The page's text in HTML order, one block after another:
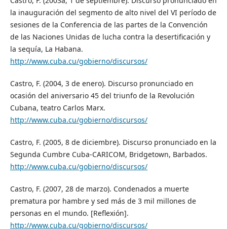
la inauguración del segmento de alto nivel del VI período de
sesiones de la Conferencia de las partes de la Convención
de las Naciones Unidas de lucha contra la desertificación y
la sequía, La Habana.
http://www.cuba.cu/gobierno/discursos/
Castro, F. (2004, 3 de enero). Discurso pronunciado en
ocasión del aniversario 45 del triunfo de la Revolución
Cubana, teatro Carlos Marx.
http://www.cuba.cu/gobierno/discursos/
Castro, F. (2005, 8 de diciembre). Discurso pronunciado en la
Segunda Cumbre Cuba-CARICOM, Bridgetown, Barbados.
http://www.cuba.cu/gobierno/discursos/
Castro, F. (2007, 28 de marzo). Condenados a muerte
prematura por hambre y sed más de 3 mil millones de
personas en el mundo. [Reflexión].
http://www.cuba.cu/gobierno/discursos/